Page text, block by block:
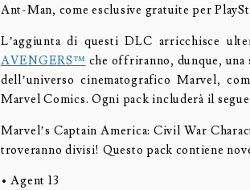
Ant-Man, come esclusive gratuite per
L’aggiunta di questi DLC arricchisce
AVENGERS™ che offriranno, dunque,
dell’universo cinematografico Marvel,
Marvel Comics. Ogni pack includerà il
Marvel’s Captain America: Civil War
troveranno divisi! Questo pack contiene
• Agent 13